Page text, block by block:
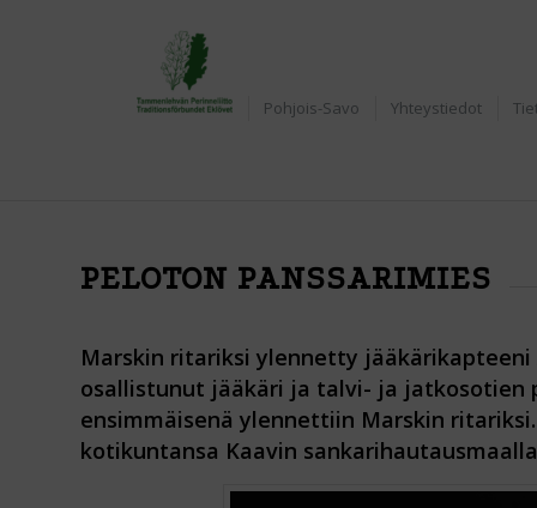
Pohjois-Savo Yhteystiedot
PELOTON PANSSARIMIES
Marskin ritariksi ylennetty jääkärikapteeni
osallistunut jääkäri ja talvi- ja jatkosotien
ensimmäisenä ylennettiin Marskin ritariksi.
kotikuntansa Kaavin